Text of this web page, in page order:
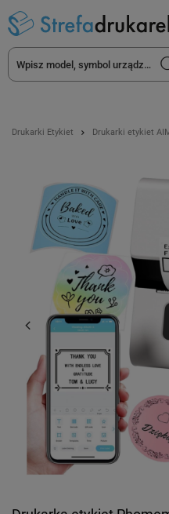
Drukarki Etykiet Drukarki etykiet